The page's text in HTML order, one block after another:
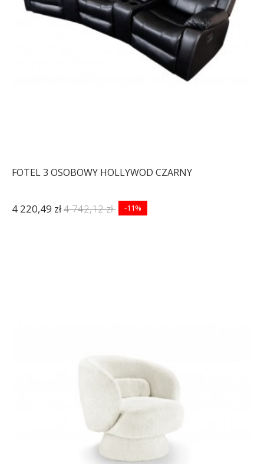
FOTEL 3 OSOBOWY HOLLYWOD CZARNY
4 220,49 zł4 742,12 zł -11%